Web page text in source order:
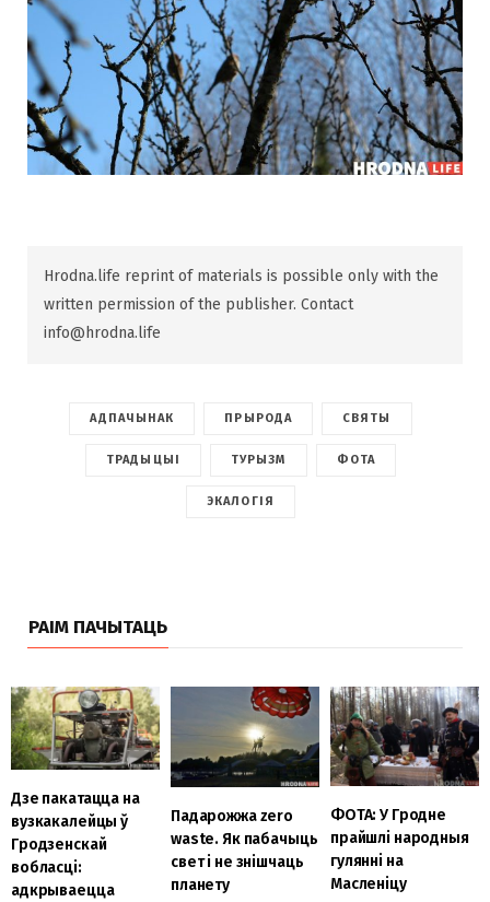
Hrodna.life reprint of materials is possible only with the
written permission of the publisher. Contact
info@hrodna.life
АДПАЧЫНАК ПРЫРОДА СВЯТЫ
ТРАДЫЦЫІ ТУРЫЗМ ФОТА
ЭКАЛОГІЯ
РАІМ ПАЧЫТАЦЬ
Дзе пакатацца на
вузкакалейцы ў
Гродзенскай
вобласці:
адкрываецца
Падарожжа zero
waste. Як пабачыць
свет і не знішчаць
планету
ФОТА: У Гродне
прайшлі народныя
гулянні на
Масленіцу